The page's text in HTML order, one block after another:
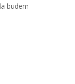
budem